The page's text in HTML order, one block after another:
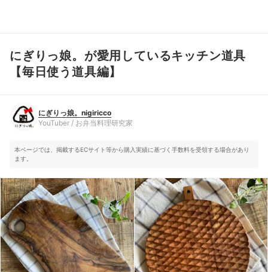
にぎりっ娘。nigiricco
YouTuber / お弁当料理研究家
にぎりっ娘。が愛用しているキッチン道具
【毎日使う道具編】
にぎりっ娘。nigiricco
YouTuber / お弁当料理研究家
本ページでは、掲載するECサイト等から購入実績に基づく手数料を受領する場合があり
ます。